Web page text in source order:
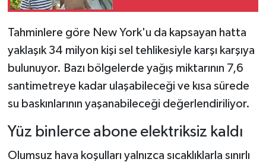
Tahminlere göre New York'u da kapsayan hatta
yaklaşık 34 milyon kişi sel tehlikesiyle karşı karşıya
bulunuyor. Bazı bölgelerde yağış miktarının 7,6
santimetreye kadar ulaşabileceği ve kısa sürede
su baskınlarının yaşanabileceği değerlendiriliyor.
Yüz binlerce abone elektriksiz kaldı
Olumsuz hava koşulları yalnızca sıcaklıklarla sınırlı